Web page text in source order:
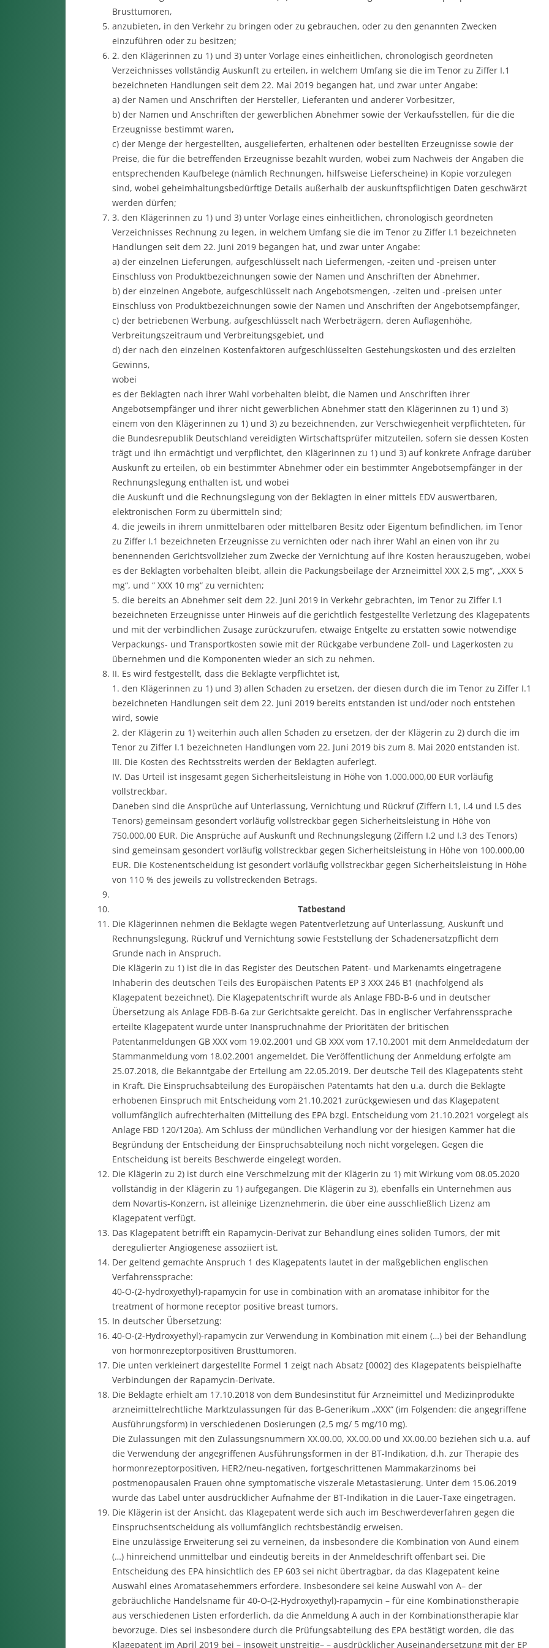
Brusttumoren,
anzubieten, in den Verkehr zu bringen oder zu gebrauchen, oder zu den genannten Zwecken
einzuführen oder zu besitzen;
2. den Klägerinnen zu 1) und 3) unter Vorlage eines einheitlichen, chronologisch geordneten
Verzeichnisses vollständig Auskunft zu erteilen, in welchem Umfang sie die im Tenor zu Ziffer I.1
bezeichneten Handlungen seit dem 22. Mai 2019 begangen hat, und zwar unter Angabe:
a) der Namen und Anschriften der Hersteller, Lieferanten und anderer Vorbesitzer,
b) der Namen und Anschriften der gewerblichen Abnehmer sowie der Verkaufsstellen, für die die
Erzeugnisse bestimmt waren,
c) der Menge der hergestellten, ausgelieferten, erhaltenen oder bestellten Erzeugnisse sowie der
Preise, die für die betreffenden Erzeugnisse bezahlt wurden, wobei zum Nachweis der Angaben die
entsprechenden Kaufbelege (nämlich Rechnungen, hilfsweise Lieferscheine) in Kopie vorzulegen
sind, wobei geheimhaltungsbedürftige Details außerhalb der auskunftspflichtigen Daten geschwärzt
werden dürfen;
3. den Klägerinnen zu 1) und 3) unter Vorlage eines einheitlichen, chronologisch geordneten
Verzeichnisses Rechnung zu legen, in welchem Umfang sie die im Tenor zu Ziffer I.1 bezeichneten
Handlungen seit dem 22. Juni 2019 begangen hat, und zwar unter Angabe:
a) der einzelnen Lieferungen, aufgeschlüsselt nach Liefermengen, -zeiten und -preisen unter
Einschluss von Produktbezeichnungen sowie der Namen und Anschriften der Abnehmer,
b) der einzelnen Angebote, aufgeschlüsselt nach Angebotsmengen, -zeiten und -preisen unter
Einschluss von Produktbezeichnungen sowie der Namen und Anschriften der Angebotsempfänger,
c) der betriebenen Werbung, aufgeschlüsselt nach Werbeträgern, deren Auflagenhöhe,
Verbreitungszeitraum und Verbreitungsgebiet, und
d) der nach den einzelnen Kostenfaktoren aufgeschlüsselten Gestehungskosten und des erzielten
Gewinns,
wobei
es der Beklagten nach ihrer Wahl vorbehalten bleibt, die Namen und Anschriften ihrer
Angebotsempfänger und ihrer nicht gewerblichen Abnehmer statt den Klägerinnen zu 1) und 3)
einem von den Klägerinnen zu 1) und 3) zu bezeichnenden, zur Verschwiegenheit verpflichteten, für
die Bundesrepublik Deutschland vereidigten Wirtschaftsprüfer mitzuteilen, sofern sie dessen Kosten
trägt und ihn ermächtigt und verpflichtet, den Klägerinnen zu 1) und 3) auf konkrete Anfrage darüber
Auskunft zu erteilen, ob ein bestimmter Abnehmer oder ein bestimmter Angebotsempfänger in der
Rechnungslegung enthalten ist, und wobei
die Auskunft und die Rechnungslegung von der Beklagten in einer mittels EDV auswertbaren,
elektronischen Form zu übermitteln sind;
4. die jeweils in ihrem unmittelbaren oder mittelbaren Besitz oder Eigentum befindlichen, im Tenor
zu Ziffer I.1 bezeichneten Erzeugnisse zu vernichten oder nach ihrer Wahl an einen von ihr zu
benennenden Gerichtsvollzieher zum Zwecke der Vernichtung auf ihre Kosten herauszugeben, wobei
es der Beklagten vorbehalten bleibt, allein die Packungsbeilage der Arzneimittel XXX 2,5 mg“, „XXX 5
mg“, und “ XXX 10 mg“ zu vernichten;
5. die bereits an Abnehmer seit dem 22. Juni 2019 in Verkehr gebrachten, im Tenor zu Ziffer I.1
bezeichneten Erzeugnisse unter Hinweis auf die gerichtlich festgestellte Verletzung des Klagepatents
und mit der verbindlichen Zusage zurückzurufen, etwaige Entgelte zu erstatten sowie notwendige
Verpackungs- und Transportkosten sowie mit der Rückgabe verbundene Zoll- und Lagerkosten zu
übernehmen und die Komponenten wieder an sich zu nehmen.
II. Es wird festgestellt, dass die Beklagte verpflichtet ist,
1. den Klägerinnen zu 1) und 3) allen Schaden zu ersetzen, der diesen durch die im Tenor zu Ziffer I.1
bezeichneten Handlungen seit dem 22. Juni 2019 bereits entstanden ist und/oder noch entstehen
wird, sowie
2. der Klägerin zu 1) weiterhin auch allen Schaden zu ersetzen, der der Klägerin zu 2) durch die im
Tenor zu Ziffer I.1 bezeichneten Handlungen vom 22. Juni 2019 bis zum 8. Mai 2020 entstanden ist.
III. Die Kosten des Rechtsstreits werden der Beklagten auferlegt.
IV. Das Urteil ist insgesamt gegen Sicherheitsleistung in Höhe von 1.000.000,00 EUR vorläufig
vollstreckbar.
Daneben sind die Ansprüche auf Unterlassung, Vernichtung und Rückruf (Ziffern I.1, I.4 und I.5 des
Tenors) gemeinsam gesondert vorläufig vollstreckbar gegen Sicherheitsleistung in Höhe von
750.000,00 EUR. Die Ansprüche auf Auskunft und Rechnungslegung (Ziffern I.2 und I.3 des Tenors)
sind gemeinsam gesondert vorläufig vollstreckbar gegen Sicherheitsleistung in Höhe von 100.000,00
EUR. Die Kostenentscheidung ist gesondert vorläufig vollstreckbar gegen Sicherheitsleistung in Höhe
von 110 % des jeweils zu vollstreckenden Betrags.
Tatbestand
Die Klägerinnen nehmen die Beklagte wegen Patentverletzung auf Unterlassung, Auskunft und
Rechnungslegung, Rückruf und Vernichtung sowie Feststellung der Schadenersatzpflicht dem
Grunde nach in Anspruch.
Die Klägerin zu 1) ist die in das Register des Deutschen Patent- und Markenamts eingetragene
Inhaberin des deutschen Teils des Europäischen Patents EP 3 XXX 246 B1 (nachfolgend als
Klagepatent bezeichnet). Die Klagepatentschrift wurde als Anlage FBD-B-6 und in deutscher
Übersetzung als Anlage FDB-B-6a zur Gerichtsakte gereicht. Das in englischer Verfahrenssprache
erteilte Klagepatent wurde unter Inanspruchnahme der Prioritäten der britischen
Patentanmeldungen GB XXX vom 19.02.2001 und GB XXX vom 17.10.2001 mit dem Anmeldedatum der
Stammanmeldung vom 18.02.2001 angemeldet. Die Veröffentlichung der Anmeldung erfolgte am
25.07.2018, die Bekanntgabe der Erteilung am 22.05.2019. Der deutsche Teil des Klagepatents steht
in Kraft. Die Einspruchsabteilung des Europäischen Patentamts hat den u.a. durch die Beklagte
erhobenen Einspruch mit Entscheidung vom 21.10.2021 zurückgewiesen und das Klagepatent
vollumfänglich aufrechterhalten (Mitteilung des EPA bzgl. Entscheidung vom 21.10.2021 vorgelegt als
Anlage FBD 120/120a). Am Schluss der mündlichen Verhandlung vor der hiesigen Kammer hat die
Begründung der Entscheidung der Einspruchsabteilung noch nicht vorgelegen. Gegen die
Entscheidung ist bereits Beschwerde eingelegt worden.
Die Klägerin zu 2) ist durch eine Verschmelzung mit der Klägerin zu 1) mit Wirkung vom 08.05.2020
vollständig in der Klägerin zu 1) aufgegangen. Die Klägerin zu 3), ebenfalls ein Unternehmen aus
dem Novartis-Konzern, ist alleinige Lizenznehmerin, die über eine ausschließlich Lizenz am
Klagepatent verfügt.
Das Klagepatent betrifft ein Rapamycin-Derivat zur Behandlung eines soliden Tumors, der mit
deregulierter Angiogenese assoziiert ist.
Der geltend gemachte Anspruch 1 des Klagepatents lautet in der maßgeblichen englischen
Verfahrenssprache:
40-O-(2-hydroxyethyl)-rapamycin for use in combination with an aromatase inhibitor for the
treatment of hormone receptor positive breast tumors.
In deutscher Übersetzung:
40-O-(2-Hydroxyethyl)-rapamycin zur Verwendung in Kombination mit einem (…) bei der Behandlung
von hormonrezeptorpositiven Brusttumoren.
Die unten verkleinert dargestellte Formel 1 zeigt nach Absatz [0002] des Klagepatents beispielhafte
Verbindungen der Rapamycin-Derivate.
Die Beklagte erhielt am 17.10.2018 von dem Bundesinstitut für Arzneimittel und Medizinprodukte
arzneimittelrechtliche Marktzulassungen für das B-Generikum „XXX“ (im Folgenden: die angegriffene
Ausführungsform) in verschiedenen Dosierungen (2,5 mg/ 5 mg/10 mg).
Die Zulassungen mit den Zulassungsnummern XX.00.00, XX.00.00 und XX.00.00 beziehen sich u.a. auf
die Verwendung der angegriffenen Ausführungsformen in der BT-Indikation, d.h. zur Therapie des
hormonrezeptorpositiven, HER2/neu-negativen, fortgeschrittenen Mammakarzinoms bei
postmenopausalen Frauen ohne symptomatische viszerale Metastasierung. Unter dem 15.06.2019
wurde das Label unter ausdrücklicher Aufnahme der BT-Indikation in die Lauer-Taxe eingetragen.
Die Klägerin ist der Ansicht, das Klagepatent werde sich auch im Beschwerdeverfahren gegen die
Einspruchsentscheidung als vollumfänglich rechtsbeständig erweisen.
Eine unzulässige Erweiterung sei zu verneinen, da insbesondere die Kombination von Aund einem
(…) hinreichend unmittelbar und eindeutig bereits in der Anmeldeschrift offenbart sei. Die
Entscheidung des EPA hinsichtlich des EP 603 sei nicht übertragbar, da das Klagepatent keine
Auswahl eines Aromatasehemmers erfordere. Insbesondere sei keine Auswahl von A– der
gebräuchliche Handelsname für 40-O-(2-Hydroxyethyl)-rapamycin – für eine Kombinationstherapie
aus verschiedenen Listen erforderlich, da die Anmeldung A auch in der Kombinationstherapie klar
bevorzuge. Dies sei insbesondere durch die Prüfungsabteilung des EPA bestätigt worden, die das
Klagepatent im April 2019 bei – insoweit unstreitig– – ausdrücklicher Auseinandersetzung mit der EP